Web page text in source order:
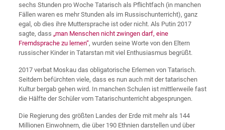
sechs Stunden pro Woche Tatarisch als Pflichtfach (in manchen
Fällen waren es mehr Stunden als im Russischunterricht), ganz
egal, ob dies ihre Muttersprache ist oder nicht. Als Putin 2017
sagte, dass „man Menschen nicht zwingen darf, eine
Fremdsprache zu lernen“, wurden seine Worte von den Eltern
russischer Kinder in Tatarstan mit viel Enthusiasmus begrüßt.
2017 verbat Moskau das obligatorische Erlernen von Tatarisch.
Seitdem befürchten viele, dass es nun auch mit der tatarischen
Kultur bergab gehen wird. In manchen Schulen ist mittlerweile fast
die Hälfte der Schüler vom Tatarischunterricht abgesprungen.
Die Regierung des größten Landes der Erde mit mehr als 144
Millionen Einwohnern, die über 190 Ethnien darstellen und über